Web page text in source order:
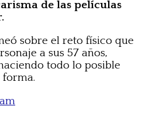
de las películas
sobre el reto físico que
a sus 57 años,
todo lo posible
forma.